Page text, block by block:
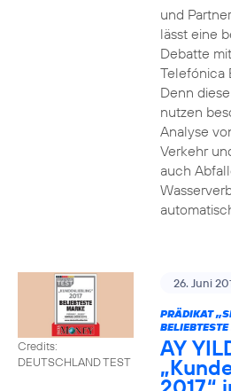
und
lässt eine
Debatte
Telefónica
Denn
nutzen
Analyse
Verkehr
auch
Credits:
DEUTSCHLAND TEST
26. Juni
PRÄDIKAT
AY